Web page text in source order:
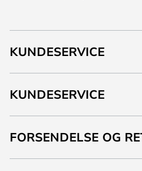
KUNDESERVICE
KUNDESERVICE
FORSENDELSE OG